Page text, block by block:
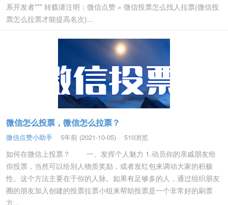
系开发者*** 转载请注明：微信点赞 » 微信投票怎么找人拉票(微信投
票怎么拉票才能提高名次)...
微信怎么投票，微信怎么拉票？
微信点赞小助手 5年前 (2021-10-05) 510浏览
如何在微信上投票？ 一、发挥个人魅力 1.动员你的亲戚朋友给
你投票，当然可以给别人物质奖励，或者发红包来调动大家的积极
性。这个方法主要在于你的人脉。如果有足够多的人，通过组织朋友
圈的朋友加入创建的投票拉票小组来帮助投票是一个非常好的刷票
方...